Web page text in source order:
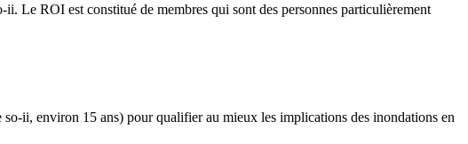
Le ROI est constitué de membres qui sont des personnes particulièrement
so-ii, environ 15 ans) pour qualifier au mieux les implications des inondations en